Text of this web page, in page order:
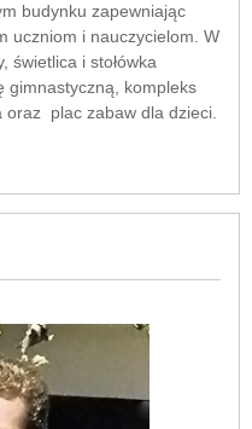
budynku zapewniając
uczniom i nauczycielom. W
świetlica i stołówka
gimnastyczną, kompleks
oraz plac zabaw dla dzieci.